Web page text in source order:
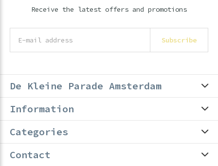
Receive the latest offers and promotions
Subscribe
De Kleine Parade Amsterdam
Information
Categories
Contact